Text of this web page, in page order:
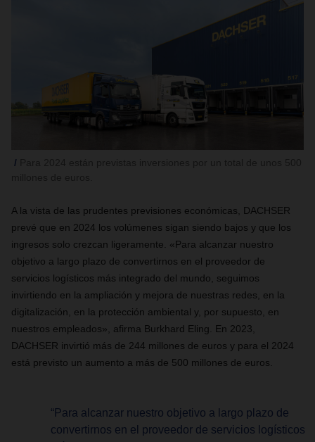
A la vista de las prudentes previsiones económicas, DACHSER
prevé que en 2024 los volúmenes sigan siendo bajos y que los
ingresos solo crezcan ligeramente. «Para alcanzar nuestro
objetivo a largo plazo de convertirnos en el proveedor de
servicios logísticos más integrado del mundo, seguimos
invirtiendo en la ampliación y mejora de nuestras redes, en la
digitalización, en la protección ambiental y, por supuesto, en
nuestros empleados», afirma Burkhard Eling. En 2023,
DACHSER invirtió más de 244 millones de euros y para el 2024
está previsto un aumento a más de 500 millones de euros.
“Para alcanzar nuestro objetivo a largo plazo de
convertirnos en el proveedor de servicios logísticos